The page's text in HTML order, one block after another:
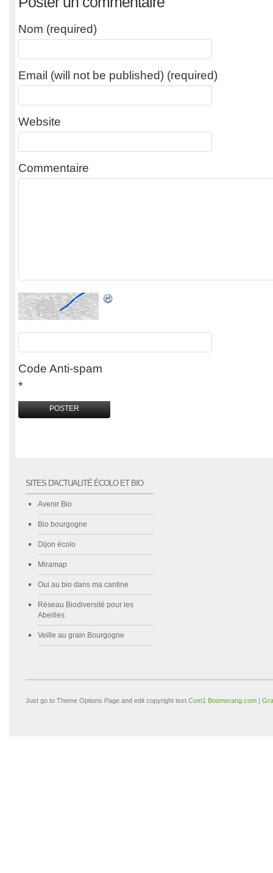
Nom (required)
Email (will not be published) (required)
Website
Commentaire
Code Anti-spam
*
SITES D'ACTUALITÉ ÉCOLO ET BIO
Avenir Bio
Bio bourgogne
Dijon écolo
Miramap
Oui au bio dans ma cantine
Réseau Biodiversité pour les
Abeilles
Veille au grain Bourgogne
Just go to Theme Options Page and edit copyright text Com1 Boomerang.com |